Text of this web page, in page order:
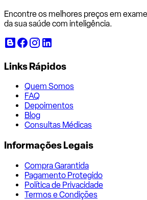
Encontre os melhores preços em
da sua saúde com inteligência.
Links Rápidos
Quem Somos
FAQ
Depoimentos
Blog
Consultas Médicas
Informações Legais
Compra Garantida
Pagamento Protegido
Política de Privacidade
Termos e Condições